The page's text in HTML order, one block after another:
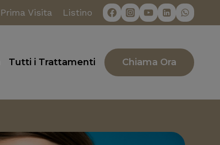
Prima Visita Listino
Tutti i Trattamenti Chiama Ora